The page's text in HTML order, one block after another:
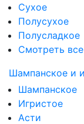
Сухое
Полусухое
Полусладкое
Смотреть все
Шампанское и
Шампанское
Игристое
Асти